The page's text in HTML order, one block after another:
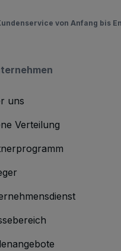
von Anfang bis
uns
Verteilung